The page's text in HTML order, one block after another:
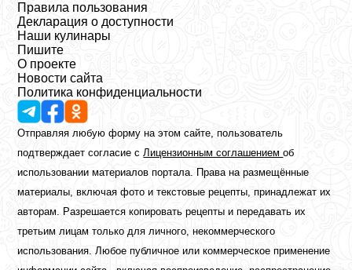
Правила пользования
Декларация о доступности
Наши кулинары
Пишите
О проекте
Новости сайта
Политика конфиденциальности
Отправляя любую форму на этом сайте, пользователь
подтверждает согласие сЛицензионным соглашениемоб
использовании материалов портала. Права на размещённые
материалы, включая фото и текстовые рецепты, принадлежат их
авторам. Разрешается копировать рецепты и передавать их
третьим лицам только для личного, некоммерческого
использования. Любое публичное или коммерческое применение